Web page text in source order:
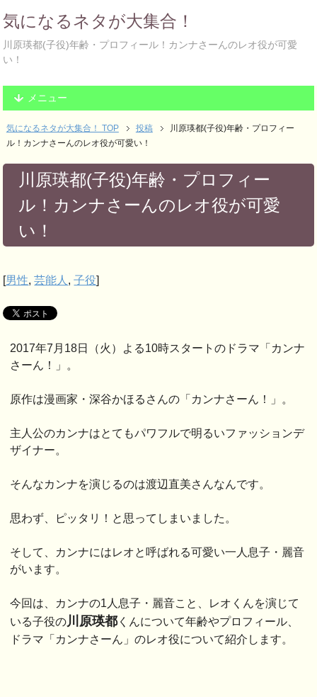
気になるネタが大集合！
川原瑛都(子役)年齢・プロフィール！カンナさーんのレオ役が可愛
い！
メニュー
気になるネタが大集合！ TOP 投稿
川原瑛都(子役)年齢・プロフィー
ル！カンナさーんのレオ役が可愛い！
川原瑛都(子役)年齢・プロフィー
ル！カンナさーんのレオ役が可愛
い！
[男性,芸能人 ,子役]
2017年7月18日（火）よる10時スタートのドラマ「カンナ
さーん！」。
原作は漫画家・深谷かほるさんの「カンナさーん！」。
主人公のカンナはとてもパワフルで明るいファッションデ
ザイナー。
そんなカンナを演じるのは渡辺直美さんなんです。
思わず、ピッタリ！と思ってしまいました。
そして、カンナにはレオと呼ばれる可愛い一人息子・麗音
がいます。
今回は、カンナの1人息子・麗音こと、レオくんを演じて
いる子役の川原瑛都くんについて年齢やプロフィール、
ドラマ「カンナさーん」のレオ役について紹介します。